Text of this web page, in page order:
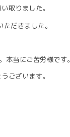
取りました。
だきました。
本当にご苦労様です。
ございます。